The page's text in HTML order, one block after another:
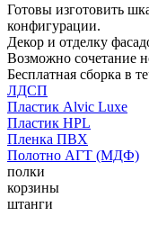
Готовы изготовить
конфигурации.
Декор и отделку
Возможно сочетание
Бесплатная сборка в
ЛДСП
Пластик Alvic Luxe
Пластик HPL
Пленка ПВХ
Полотно АГТ (МДФ)
полки
корзины
штанги